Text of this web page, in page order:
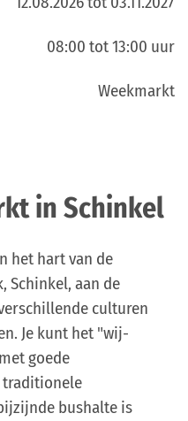
08:00 tot 13:00 uur
Weekmarkt
in Schinkel
het hart van de
Schinkel, aan de
culturen
Je kunt het "wij-
goede
traditionele
bushalte is